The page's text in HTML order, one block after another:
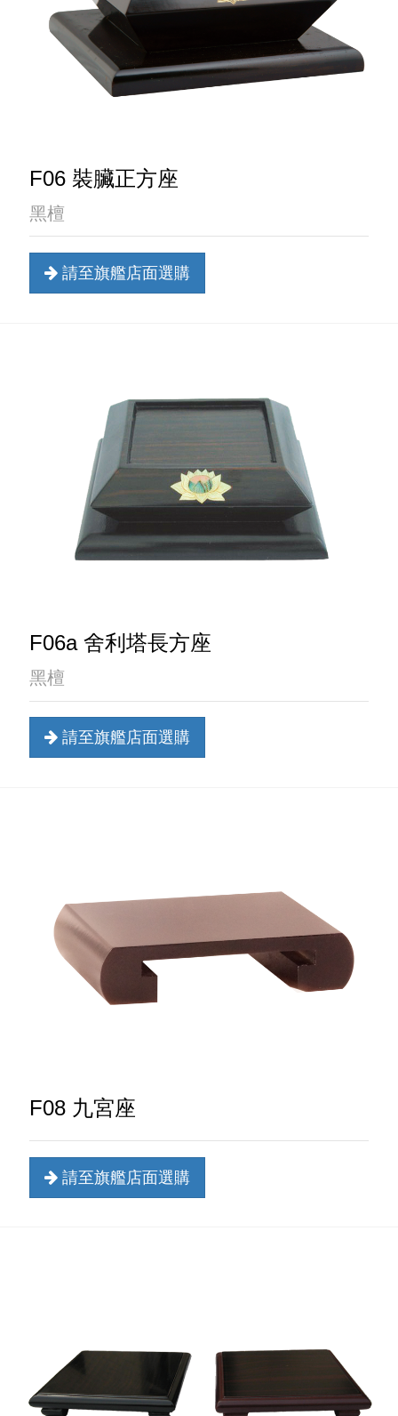
F06 裝臟正方座
黑檀
請至旗艦店面選購
F06a 舍利塔長方座
黑檀
請至旗艦店面選購
F08 九宮座
請至旗艦店面選購